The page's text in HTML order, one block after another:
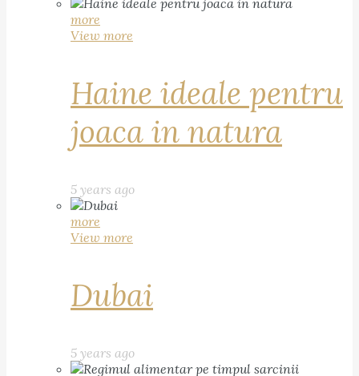
more
View more
Haine ideale pentru
joaca in natura
5 years ago
more
View more
Dubai
5 years ago